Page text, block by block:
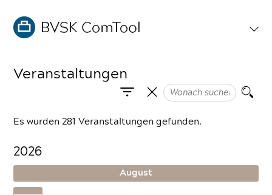
Veranstaltungen
Es wurden 281 Veranstaltungen gefunden.
2026
August